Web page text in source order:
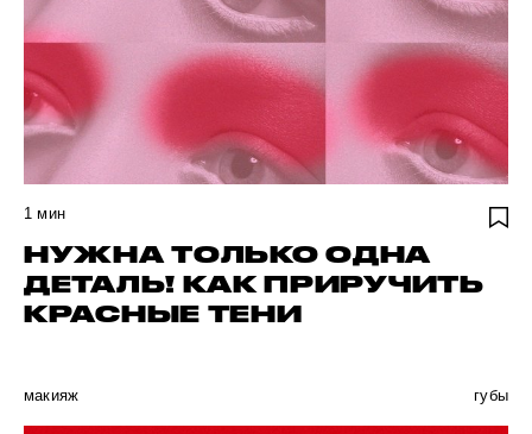
1 мин
НУЖНА ТОЛЬКО ОДНА
ДЕТАЛЬ! КАК ПРИРУЧИТЬ
КРАСНЫЕ ТЕНИ
макияж губы